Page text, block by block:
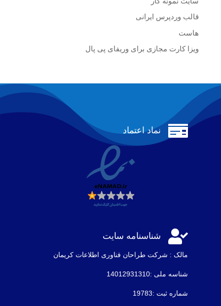
قالب وردپرس ایرانی
هاست
ویزا کارت مجازی برای وریفای پی پال
 نماد اعتماد
 شناسنامه سایت
مالک : شرکت طراحان فناوری اطلاعات كريمان
شناسه ملی :14012931310
شماره ثبت :19783